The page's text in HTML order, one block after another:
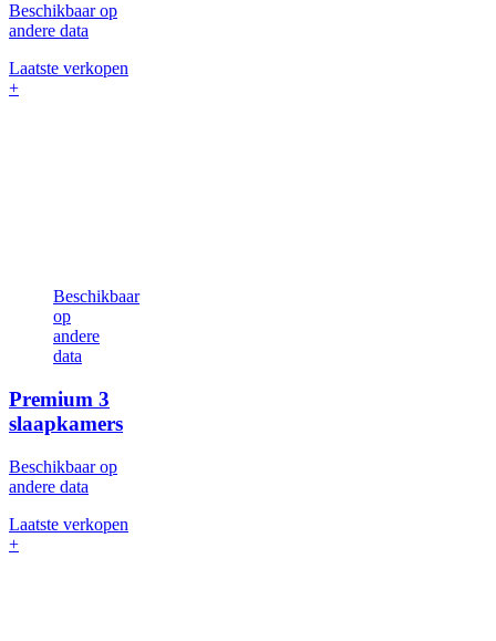
Beschikbaar op
andere data
Laatste verkopen
+
Beschikbaar
op
andere
data
Premium 3
slaapkamers
Beschikbaar op
andere data
Laatste verkopen
+